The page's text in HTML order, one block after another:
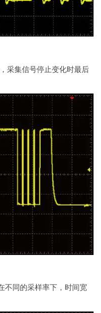
采集信号停止变化时最后
不同的采样率下，时间宽